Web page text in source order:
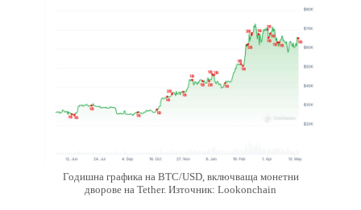
Годишна графика на BTC/USD, включваща монетни
дворове на Tether. Източник: Lookonchain